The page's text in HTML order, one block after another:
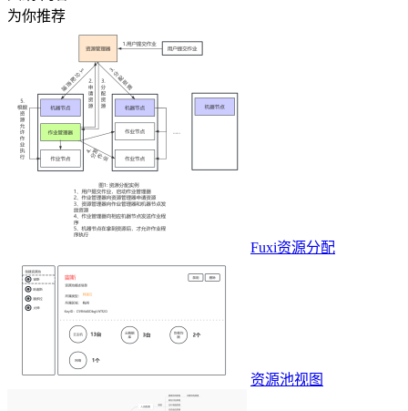
为你推荐
Fuxi资源分配
资源池视图